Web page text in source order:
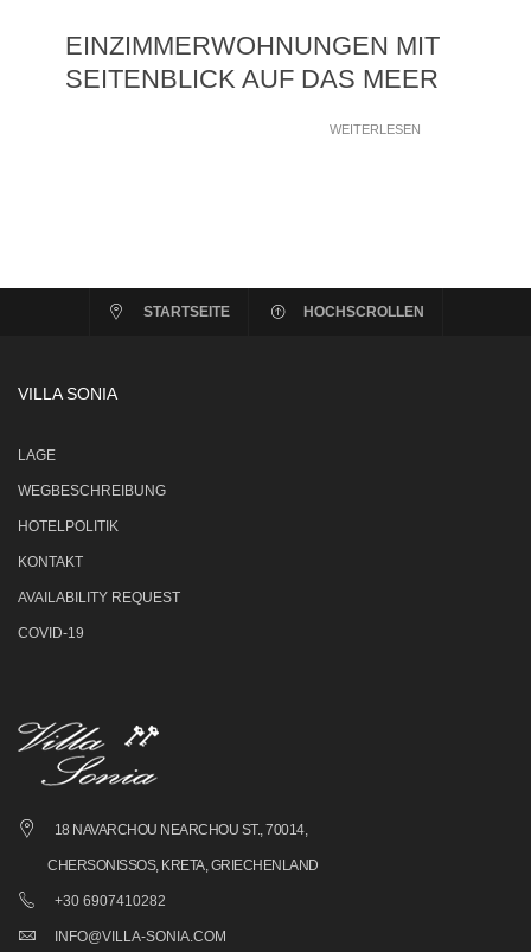
EINZIMMERWOHΝUNGEN MIT
SEITENBLICK AUF DAS MEER
WEITERLESEN
STARTSEITE HOCHSCROLLEN
VILLA SONIA
LAGE
WEGBESCHREIBUNG
HOTELPOLITIK
KONTAKT
AVAILABILITY REQUEST
COVID-19
18 NAVARCHOU NEARCHOU ST., 70014,
CHERSONISSOS, KRETA, GRIECHENLAND
+30 6907410282
INFO@VILLA-SONIA.COM